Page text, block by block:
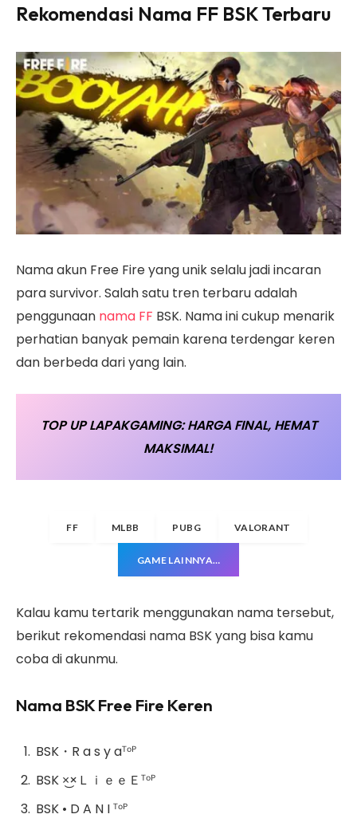
Rekomendasi Nama FF BSK Terbaru
Nama akun Free Fire yang unik selalu jadi incaran
para survivor. Salah satu tren terbaru adalah
penggunaan nama FF BSK. Nama ini cukup menarik
perhatian banyak pemain karena terdengar keren
dan berbeda dari yang lain.
TOP UP LAPAKGAMING: HARGA FINAL, HEMAT
MAKSIMAL!
FF MLBB PUBG VALORANT
GAME LAINNYA…
Kalau kamu tertarik menggunakan nama tersebut,
berikut rekomendasi nama BSK yang bisa kamu
coba di akunmu.
Nama BSK Free Fire Keren
BSK・R a s y aᵀᵒᴾ
BSK ×͜×ＬｉｅｅＥᵀᵒᴾ
BSK • D A N I ᵀᵒᴾ